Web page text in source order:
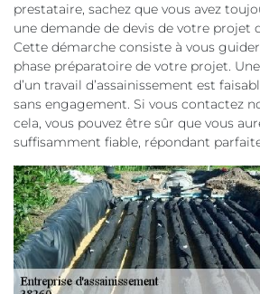
prestataire, sachez que vous avez
une demande de devis de votre projet
Cette démarche consiste à vous
phase préparatoire de votre projet.
d’un travail d’assainissement est
sans engagement. Si vous contactez
cela, vous pouvez être sûr que vous
suffisamment fiable, répondant